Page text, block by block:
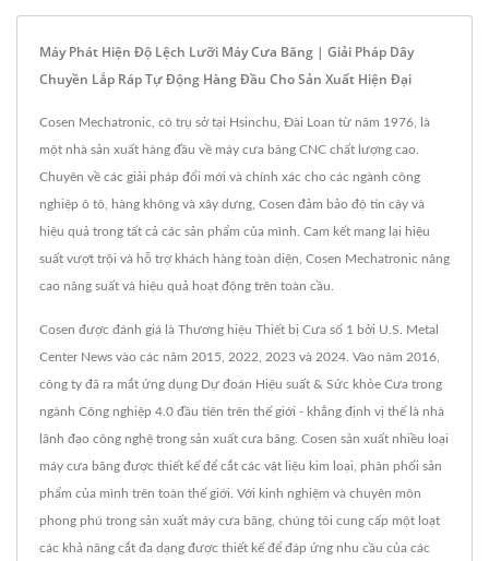
Máy Phát Hiện Độ Lệch Lưỡi Máy Cưa Băng | Giải Pháp Dây
Chuyền Lắp Ráp Tự Động Hàng Đầu Cho Sản Xuất Hiện Đại
Cosen Mechatronic, có trụ sở tại Hsinchu, Đài Loan từ năm 1976, là
một nhà sản xuất hàng đầu về máy cưa băng CNC chất lượng cao.
Chuyên về các giải pháp đổi mới và chính xác cho các ngành công
nghiệp ô tô, hàng không và xây dựng, Cosen đảm bảo độ tin cậy và
hiệu quả trong tất cả các sản phẩm của mình. Cam kết mang lại hiệu
suất vượt trội và hỗ trợ khách hàng toàn diện, Cosen Mechatronic nâng
cao năng suất và hiệu quả hoạt động trên toàn cầu.
Cosen được đánh giá là Thương hiệu Thiết bị Cưa số 1 bởi U.S. Metal
Center News vào các năm 2015, 2022, 2023 và 2024. Vào năm 2016,
công ty đã ra mắt ứng dụng Dự đoán Hiệu suất & Sức khỏe Cưa trong
ngành Công nghiệp 4.0 đầu tiên trên thế giới - khẳng định vị thế là nhà
lãnh đạo công nghệ trong sản xuất cưa băng. Cosen sản xuất nhiều loại
máy cưa băng được thiết kế để cắt các vật liệu kim loại, phân phối sản
phẩm của mình trên toàn thế giới. Với kinh nghiệm và chuyên môn
phong phú trong sản xuất máy cưa băng, chúng tôi cung cấp một loạt
các khả năng cắt đa dạng được thiết kế để đáp ứng nhu cầu của các